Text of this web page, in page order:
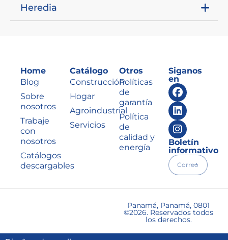
Heredia
Home
Blog
Sobre
nosotros
Trabaje
con
nosotros
Catálogos
descargables
Catálogo
Construcción
Hogar
Agroindustrial
Servicios
Otros
Políticas
de
garantía
Política
de
calidad y
energía
Siganos
en
Boletín
informativo
Panamá, Panamá, 0801
©2026. Reservados todos
los derechos.